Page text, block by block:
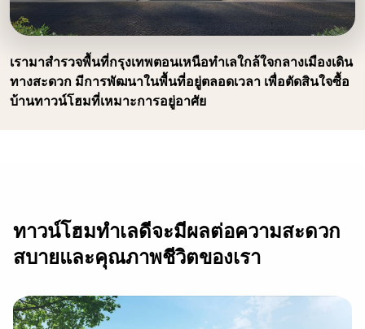
เรามาสำรวจพื้นที่กรุงเทพตอนเหนือทำเลใกล้ใจกลางเมืองเดิน
ทางสะดวก มีการพัฒนาในพื้นที่อยู่ตลอดเวลา เพื่อตัดสินใจซื้อ
บ้านทาวน์โฮมที่เหมาะการอยู่อาศัย
ทาวน์โฮมทำเลดีจะมีผลต่อความสะดวก
สบายและคุณภาพชีวิตของเรา